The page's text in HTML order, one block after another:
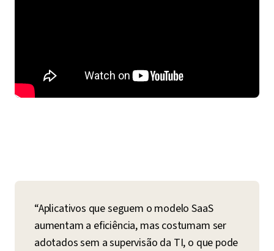
“Aplicativos que seguem o modelo SaaS
aumentam a eficiência, mas costumam ser
adotados sem a supervisão da TI, o que pode